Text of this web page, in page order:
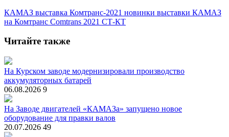
КАМАЗ выставка Комтранс-2021 новинки выставки КАМАЗ
на Комтранс Comtrans 2021 СТ-КТ
Читайте также
На Курском заводе модернизировали производство
аккумуляторных батарей
06.08.2026 9
На Заводе двигателей «КАМАЗа» запущено новое
оборудование для правки валов
20.07.2026 49